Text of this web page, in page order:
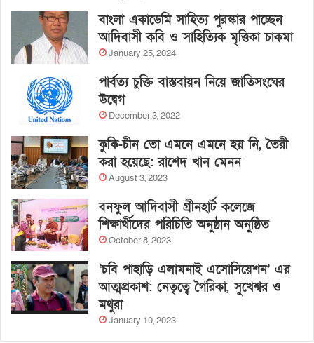
বাংলা একাডেমি সাহিত্য পুরস্কার পাচ্ছেন
আদিবাসী কবি ও সাহিত্যিক মৃত্তিকা চাকমা
January 25, 2024
পার্বত্য চুক্তি বাস্তবায়ন নিয়ে জাতিসংঘের
উদ্বেগ
December 3, 2022
কুকি-চীন তো এমনে এমনে হয় নি, তৈরী
করা হয়েছে: রাশেদ খান মেনন
August 3, 2023
বনফুল আদিবাসী গ্রীনহার্ট কলেজে
শিক্ষার্থীদের পরিচিতি অনুষ্ঠান অনুষ্ঠিত
October 8, 2023
‘চবি পাহাড়ি এলামনাই এসোসিয়েশন’ এর
আত্মপ্রকাশ: নেতৃত্বে গৈরিকা, সুখেশ্বর ও
মথুরা
January 10, 2023